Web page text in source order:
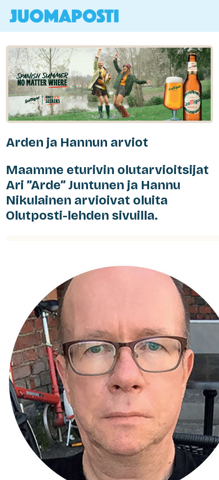
Arden ja Hannun arviot
Maamme eturivin olutarvioitsijat
Ari ”Arde” Juntunen ja Hannu
Nikulainen arvioivat oluita
Olutposti-lehden sivuilla.